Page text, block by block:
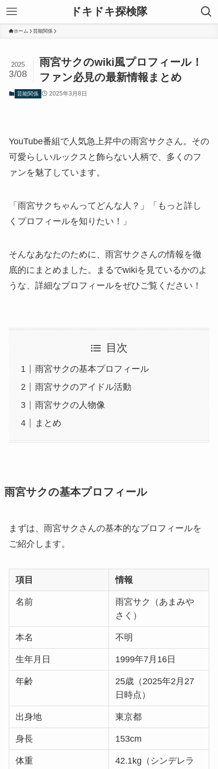
ドキドキ探検隊
ホーム 芸能関係
雨宮サクのwiki風プロフィール！
ファン必見の最新情報まとめ
2025
3/08
芸能関係 2025年3月8日
YouTube番組で人気急上昇中の雨宮サクさん。その
可愛らしいルックスと飾らない人柄で、多くのフ
ァンを魅了しています。
「雨宮サクちゃんってどんな人？」「もっと詳し
くプロフィールを知りたい！」
そんなあなたのために、雨宮サクさんの情報を徹
底的にまとめました。まるでwikiを見ているかのよ
うな、詳細なプロフィールをぜひご覧ください！
目次
雨宮サクの基本プロフィール
雨宮サクのアイドル活動
雨宮サクの人物像
まとめ
雨宮サクの基本プロフィール
まずは、雨宮サクさんの基本的なプロフィールを
ご紹介します。
項目 情報
名前
雨宮サク（あまみや
さく）
本名 不明
生年月日 1999年7月16日
年齢
25歳（2025年2月27
日時点）
出身地 東京都
身長 153cm
体重
42.1kg（シンデレラ